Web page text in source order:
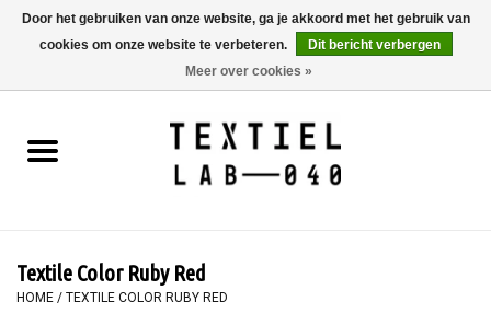
0 Artikelen - €0,00
BOEKEN
SCHILDEREN
Textile Color Ruby Red
HOME / TEXTILE COLOR RUBY RED
Door het gebruiken van onze website, ga je akkoord met het gebruik van
cookies om onze website te verbeteren.
Dit bericht verbergen
Meer over cookies »